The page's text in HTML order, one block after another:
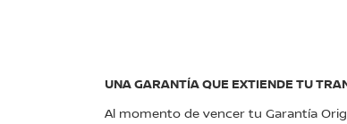
UNA GARANTÍA QUE EXTIENDE TU
Al momento de vencer tu Garantía